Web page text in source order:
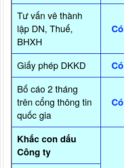
Tư vấn vê thành
lập DN, Thuế,
BHXH
Có
Giấy phép DKKD Có
Bố cáo 2 tháng
trên cổng thông tin
quốc gia
Có
Khắc con dấu
Công ty